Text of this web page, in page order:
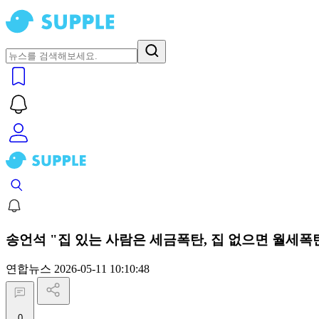
송언석 "집 있는 사람은 세금폭탄, 집 없으면 월세폭
연합뉴스 2026-05-11 10:10:48